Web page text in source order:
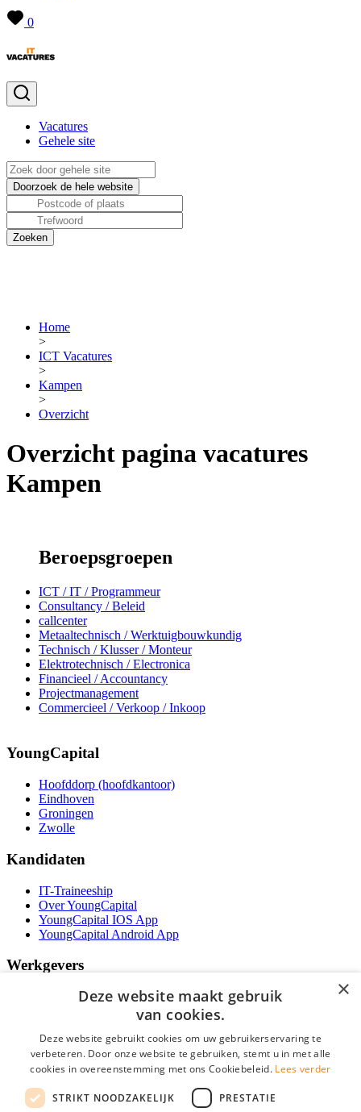
0
Vacatures
Gehele site
Home
>
ICT Vacatures
>
Kampen
>
Overzicht
Overzicht pagina vacatures
Kampen
Beroepsgroepen
ICT / IT / Programmeur
Consultancy / Beleid
callcenter
Metaaltechnisch / Werktuigbouwkundig
Technisch / Klusser / Monteur
Elektrotechnisch / Electronica
Financieel / Accountancy
Projectmanagement
Commercieel / Verkoop / Inkoop
YoungCapital
Hoofddorp (hoofdkantoor)
Eindhoven
Groningen
Zwolle
Kandidaten
IT-Traineeship
Over YoungCapital
YoungCapital IOS App
YoungCapital Android App
Werkgevers
Het concept
Contractvormen
Brochure aanvragen
Vacature aanmelden
F.A.Q.
×
Deze website maakt gebruik
van cookies.
Deze website gebruikt cookies om uw gebruikerservaring te
verbeteren. Door onze website te gebruiken, stemt u in met alle
cookies in overeenstemming met ons Cookiebeleid. Lees verder
STRIKT NOODZAKELIJK PRESTATIE